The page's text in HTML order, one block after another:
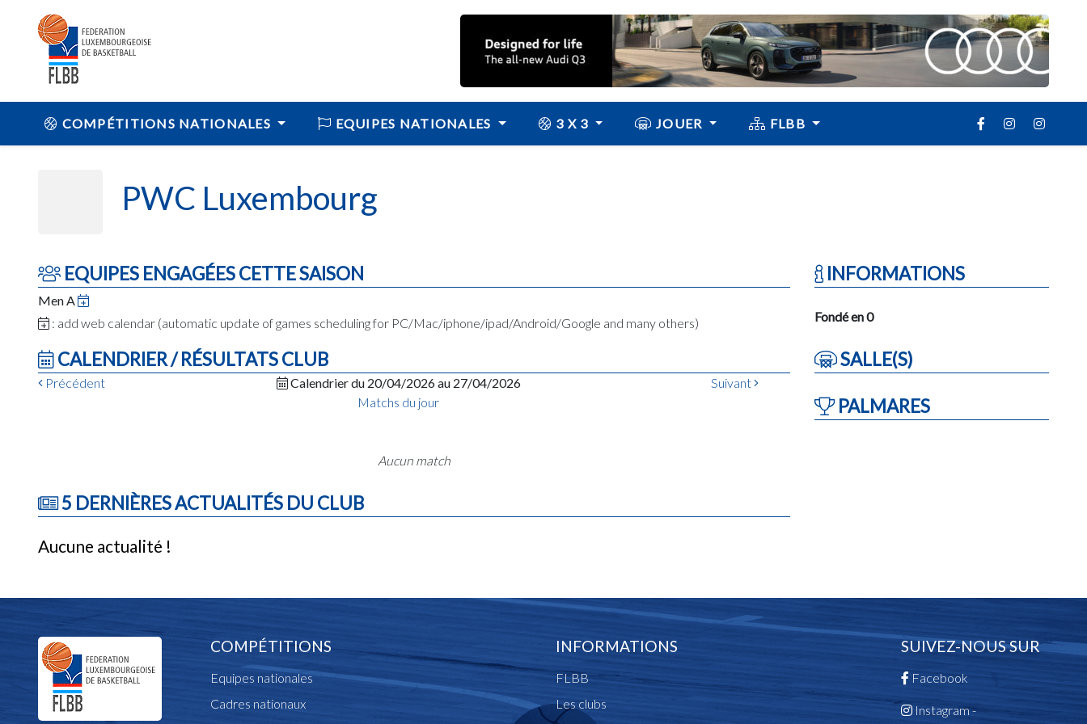
COMPÉTITIONS NATIONALES EQUIPES NATIONALES 3 X 3 JOUER FLBB
PWC Luxembourg
EQUIPES ENGAGÉES CETTE SAISON
Men A
: add web calendar (automatic update of games scheduling for PC/Mac/iphone/ipad/Android/Google and many others)
CALENDRIER / RÉSULTATS CLUB
Précédent Calendrier du 20/04/2026 au 27/04/2026
Suivant
Matchs du jour
Aucun match
5 DERNIÈRES ACTUALITÉS DU CLUB
Aucune actualité !
INFORMATIONS
Fondé en 0
SALLE(S)
PALMARES
COMPÉTITIONS
Equipes nationales
Cadres nationaux
INFORMATIONS
FLBB
Les clubs
SUIVEZ-NOUS SUR
Facebook
Instagram -